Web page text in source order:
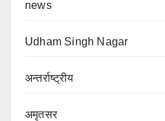
news
Udham Singh Nagar
अन्तर्राष्ट्रीय
अमृतसर